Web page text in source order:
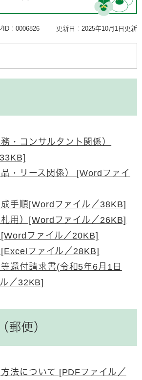
ID：0006826 更新日：2025年10月1日更新
・コンサルタント関係）
・リース関係） [Wordファイ
手順[Wordファイル／38KB]
用）[Wordファイル／26KB]
ファイル／20KB]
ファイル／28KB]
還付請求書(令和5年6月1日
／32KB]
郵便）
法について [PDFファイル／